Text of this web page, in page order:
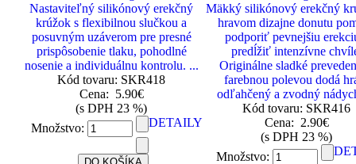
Nastaviteľný silikónový erekčný
krúžok s flexibilnou slučkou a
posuvným uzáverom pre presné
prispôsobenie tlaku, pohodlné
nosenie a individuálnu kontrolu. ...
Kód tovaru: SKR418
Cena: 5.90€
(s DPH 23 %)
Množstvo:
DETAILY
Mäkký silikónový erekčný
hravom dizajne donutu
podporiť pevnejšiu
predĺžiť intenzívne
Originálne sladké
farebnou polevou dodá
odľahčený a zvodný
Kód tovaru: SKR416
Cena: 2.90€
(s DPH 23 %)
Množstvo: